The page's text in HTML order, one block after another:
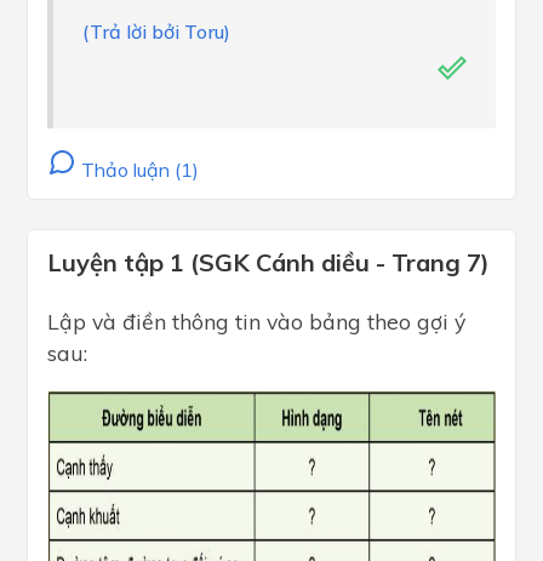
(Trả lời bởi Toru)
Thảo luận (1)
Luyện tập 1 (SGK Cánh diều - Trang 7)
Lập và điền thông tin vào bảng theo gợi ý
sau: